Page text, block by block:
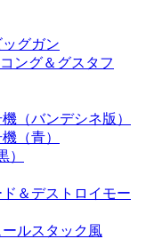
グガン
ング＆グスタフ
（バンデシネ版）
（青）
）
＆デストロイモー
ルスタック風